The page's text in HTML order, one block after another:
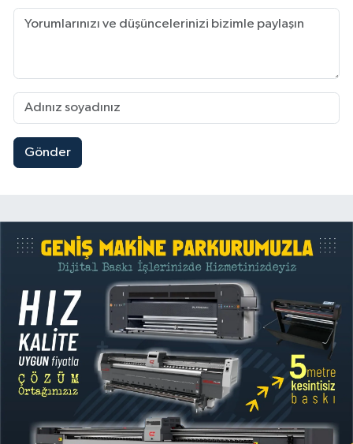
Gönder